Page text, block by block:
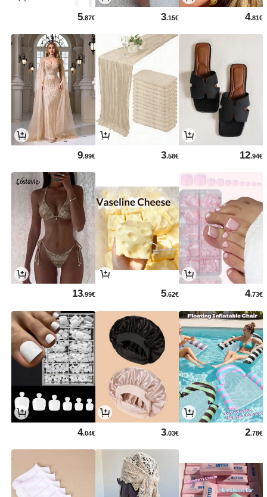
4.81€
3.15€
5.87€
12.94€
3.58€
9.99€
4.73€
5.62€
13.99€
2.78€
3.03€
4.04€